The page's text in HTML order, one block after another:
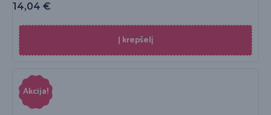
14,04 €
Į krepšelį
Akcija!